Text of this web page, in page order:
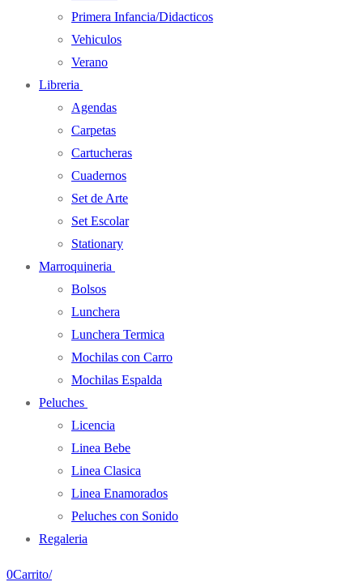
Primera Infancia/Didacticos
Vehiculos
Verano
Libreria
Agendas
Carpetas
Cartucheras
Cuadernos
Set de Arte
Set Escolar
Stationary
Marroquineria
Bolsos
Lunchera
Lunchera Termica
Mochilas con Carro
Mochilas Espalda
Peluches
Licencia
Linea Bebe
Linea Clasica
Linea Enamorados
Peluches con Sonido
Regaleria
0Carrito/